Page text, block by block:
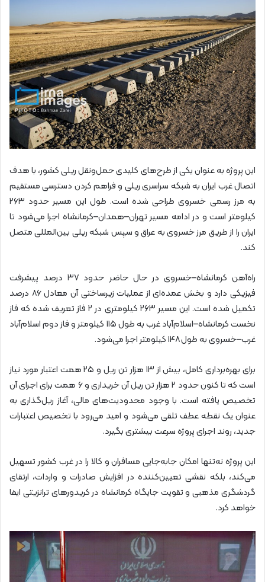
این پروژه به عنوان یکی از طرح‌های کلیدی حمل‌ونقل ریلی کشور، با هدف
اتصال غرب ایران به شبکه سراسری ریلی و فراهم کردن دسترسی مستقیم
به مرز رسمی خسروی طراحی شده است. طول این مسیر حدود ۲۶۳
کیلومتر است و در ادامه مسیر تهران–همدان–کرمانشاه اجرا می‌شود تا
ایران را از طریق مرز خسروی به عراق و سپس شبکه ریلی بین‌المللی متصل
کند.
راه‌آهن کرمانشاه–خسروی در حال حاضر حدود ۳۷ درصد پیشرفت
فیزیکی دارد و بخش عمده‌ای از عملیات زیرساختی آن معادل ۸۶ درصد
تکمیل شده است. این مسیر ۲۶۳ کیلومتری در ۲ فاز تعریف شده که فاز
نخست کرمانشاه–اسلام‌آباد غرب به طول ۱۱۵ کیلومتر و فاز دوم اسلام‌آباد
غرب–خسروی به طول ۱۴۸ کیلومتر اجرا می‌شود.
برای بهره‌برداری کامل، بیش از ۱۳ هزار تن ریل و ۲۵ همت اعتبار مورد نیاز
است که تا کنون حدود ۲ هزار تن ریل آن خریداری و ۶ همت برای اجرای آن
تخصیص یافته است. با وجود محدودیت‌های مالی، آغاز ریل‌گذاری به
عنوان یک نقطه عطف تلقی می‌شود و امید می‌رود با تخصیص اعتبارات
جدید، روند اجرای پروژه سرعت بیشتری بگیرد.
این پروژه نه‌تنها امکان جابه‌جایی مسافران و کالا را در غرب کشور تسهیل
می‌کند، بلکه نقشی تعیین‌کننده در افزایش صادرات و واردات، ارتقای
گردشگری مذهبی و تقویت جایگاه کرمانشاه در کریدورهای ترانزیتی ایفا
خواهد کرد.